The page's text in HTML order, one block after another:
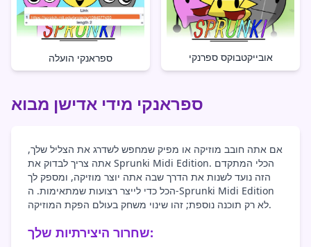
ספראנקי הועלה אובייקטבוקס ספרנקי
ספראנקי מידי אדישן מבוא
אם אתה חובב מוזיקה או מפיק שמחפש לשדרג את הצליל שלך,
אתה צריך לבדוק את Sprunki Midi Edition. הכלי המתקדם
הזה נועד לשנות את הדרך שבה אתה יוצר מוזיקה, ומספק לך
הכל כדי לייצר רצועות שמתאימות. ה-Sprunki Midi Edition
לא רק תוכנה נוספת; זהו שינוי משחק בעולם הפקת המוזיקה.
שחרור היצירתיות שלך: